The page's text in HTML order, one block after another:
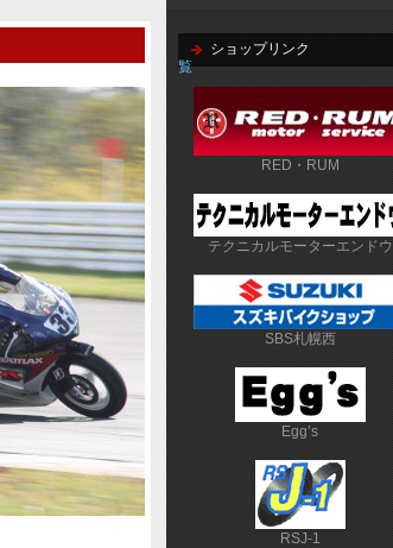
ショップリンク
覧
RED・RUM
テクニカルモーターエンドウ
SBS札幌西
Egg’s
RSJ-1